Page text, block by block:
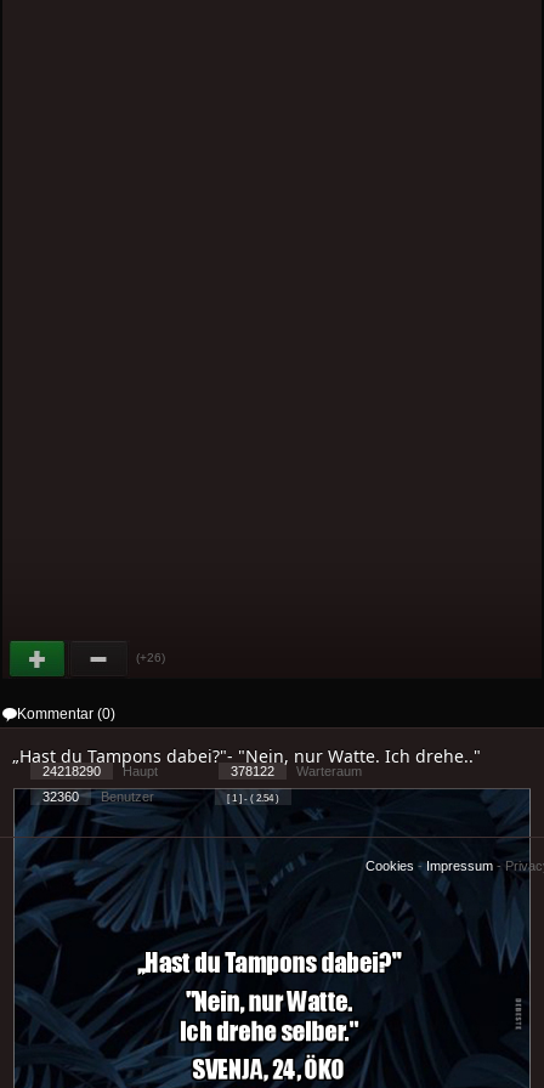
(+26)
Kommentar (0)
„Hast du Tampons dabei?"- "Nein, nur Watte. Ich drehe.."
24218290 Haupt 378122
Warteraum
32360
Benutzer [ 1 ] - ( 2.54 )
Cookies -Impressum -